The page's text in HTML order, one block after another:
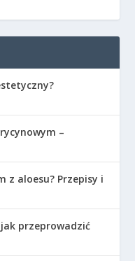
–
z aloesu? Przepisy i
przeprowadzić